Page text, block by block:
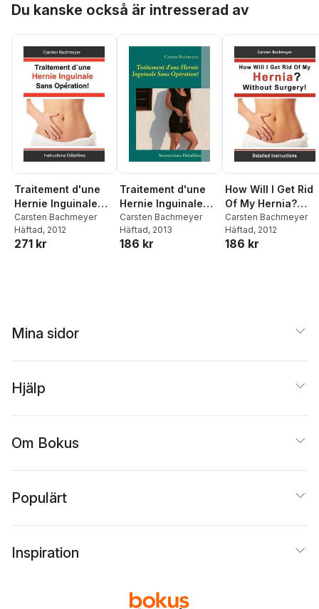
Du kanske också är intresserad av
Traitement d'une
Hernie Inguinale
Sans Opération!
Carsten Bachmeyer
Häftad, 2012
271 kr
Traitement d'une
Hernie Inguinale
Sans Opération!
Carsten Bachmeyer
Häftad, 2013
186 kr
How Will I Get Rid
Of My Hernia?
Without Surgery!
Carsten Bachmeyer
Häftad, 2012
186 kr
Mina sidor
Hjälp
Om Bokus
Populärt
Inspiration